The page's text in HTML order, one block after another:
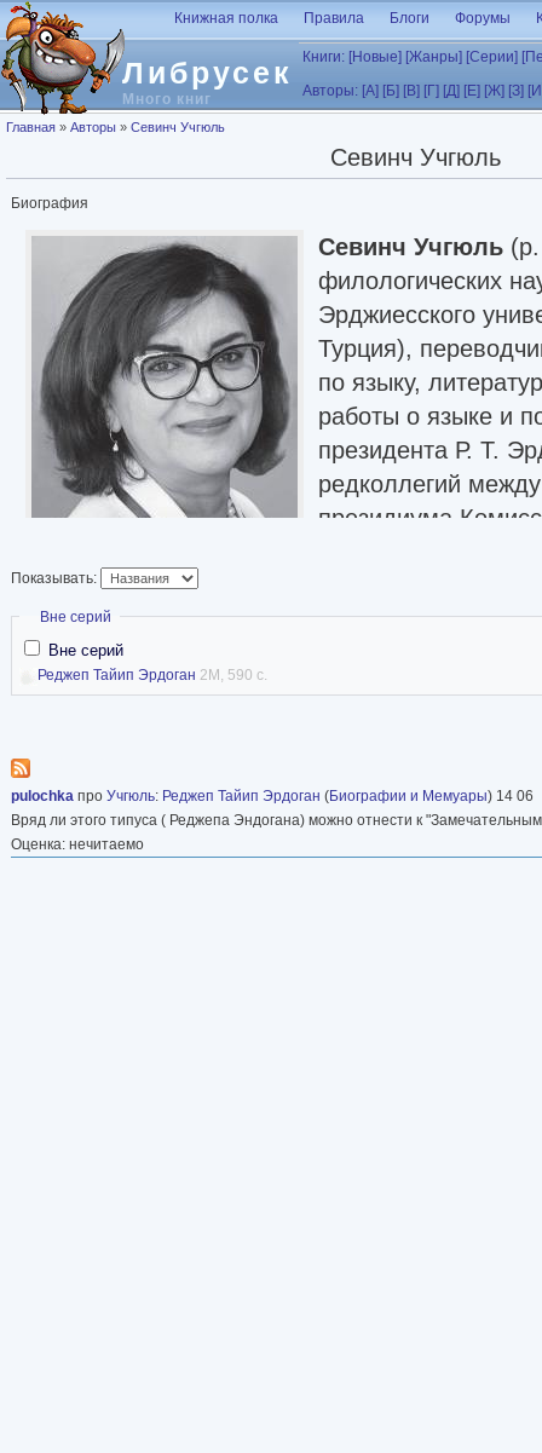
Перейти к основному содержанию
Либрусек
Много книг
Книжная полка Правила Блоги Форумы
Книги: [Новые] [Жанры] [Серии]
Авторы: [А] [Б] [В] [Г] [Д] [Е] [Ж] [З]
Вы здесь
Главная » Авторы » Севинч Учгюль
Севинч Учгюль
Биография
Севинч Учгюль
филологических
Эрджиесского
Турция),
по языку,
работы о языке и
президента Р. Т.
редколлегий
президиума
Преподавала в вузах разных стран, в том
филолог и социально активный интеллектуал,
академическую точность с глубоким
объективную биографию президента, в
контексте эпохи.
Показывать:
Скрыть
Вне серий
Вне серий
Реджеп Тайип Эрдоган 2M, 590 с.
pulochka про Учгюль: Реджеп Тайип Эрдоган (Биографии и Мемуары) 14 06
Вряд ли этого типуса ( Реджепа Эндогана) можно отнести к
Оценка: нечитаемо